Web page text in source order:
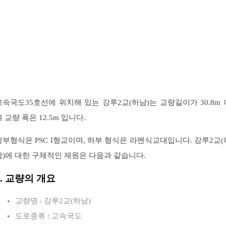
속국도35호선에 위치해 있는 강루2교(하남)는 교량길이가 30.8m
교량 폭은 12.5m 입니다.
부형식은 PSC I형교이며, 하부 형식은 라멘식교대입니다. 강루2교(
)에 대한 구체적인 제원은 다음과 같습니다.
교량의 개요
교량명 : 강루2교(하남)
도로종류 : 고속국도